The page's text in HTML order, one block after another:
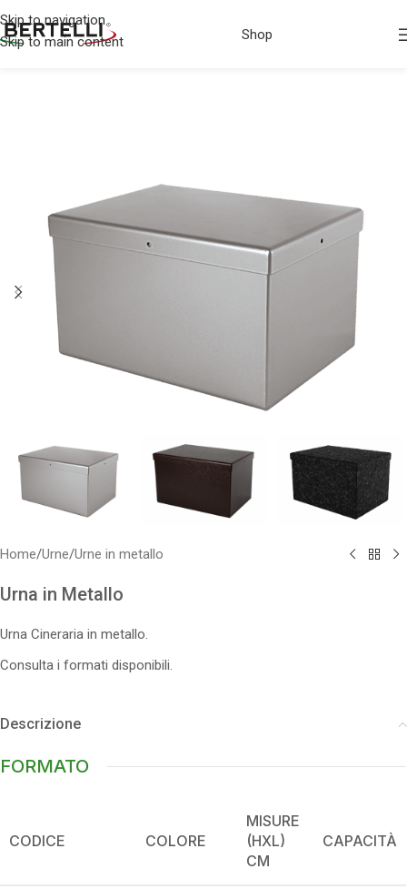
Skip to navigation
Skip to main content
Shop
Home/Urne/Urne in metallo
Urna in Metallo
Urna Cineraria in metallo.
Consulta i formati disponibili.
Descrizione
FORMATO
CODICE COLORE
MISURE
(HXL)
CM
CAPACITÀ